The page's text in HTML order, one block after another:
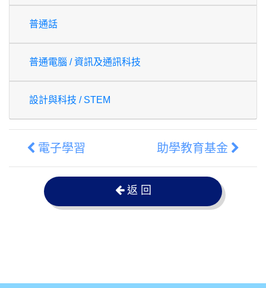
普通話
普通電腦 / 資訊及通訊科技
設計與科技 / STEM
電子學習 助學教育基金
返 回